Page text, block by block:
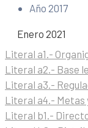
Año 2017
Enero 2021
Literal a1.-
Literal a2.- Base
Literal a3.-
Literal a4.- Metas
Literal b1.-